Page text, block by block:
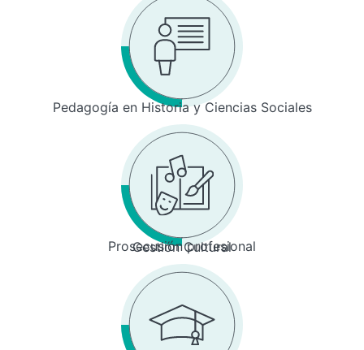
Pedagogía en Historia y Ciencias Sociales
Prosecusión profesional
Gestión Cultural